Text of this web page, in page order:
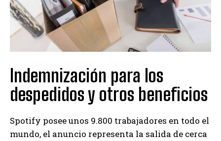
Indemnización para los
despedidos y otros beneficios
Spotify posee unos 9.800 trabajadores en todo el
mundo, el anuncio representa la salida de cerca